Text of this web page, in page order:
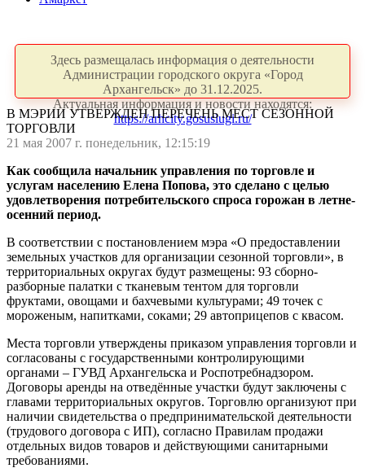
Здесь размещалась информация о деятельности
Администрации городского округа «Город
Архангельск» до 31.12.2025.
Актуальная информация и новости находятся:
https://arhcity.gosuslugi.ru/
В МЭРИИ УТВЕРЖДЕН ПЕРЕЧЕНЬ МЕСТ СЕЗОННОЙ
ТОРГОВЛИ
21 мая 2007 г. понедельник, 12:15:19
Как сообщила начальник управления по торговле и
услугам населению Елена Попова, это сделано с целью
удовлетворения потребительского спроса горожан в летне-
осенний период.
В соответствии с постановлением мэра «О предоставлении
земельных участков для организации сезонной торговли», в
территориальных округах будут размещены: 93 сборно-
разборные палатки с тканевым тентом для торговли
фруктами, овощами и бахчевыми культурами; 49 точек с
мороженым, напитками, соками; 29 автоприцепов с квасом.
Места торговли утверждены приказом управления торговли и
согласованы с государственными контролирующими
органами – ГУВД Архангельска и Роспотребнадзором.
Договоры аренды на отведённые участки будут заключены с
главами территориальных округов. Торговлю организуют при
наличии свидетельства о предпринимательской деятельности
(трудового договора с ИП), согласно Правилам продажи
отдельных видов товаров и действующими санитарными
требованиями.